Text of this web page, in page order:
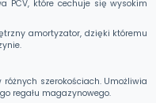
PCV, które cechuje się wysokim
amortyzator, dzięki któremu
szerokościach. Umożliwia
regału magazynowego.